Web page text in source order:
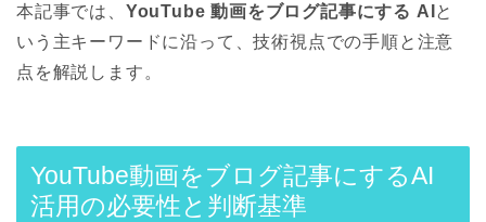
本記事では、 YouTube 動画をブログ記事にする AI と
いう主キーワードに沿って、技術視点での手順と注意
点を解説します。
YouTube動画をブログ記事にするAI
活用の必要性と判断基準